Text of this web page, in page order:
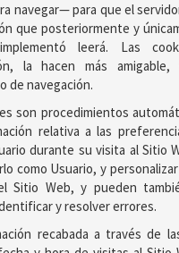
navegar— para que el
que posteriormente y
leerá. Las
la hacen más
de navegación.
son procedimientos
relativa a las
durante su visita al Sitio
como Usuario, y
Sitio Web, y pueden
y resolver errores.
recabada a través de